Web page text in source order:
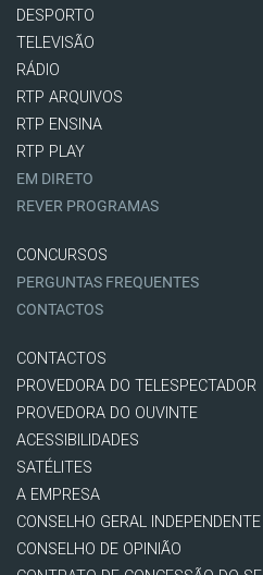
DESPORTO
TELEVISÃO
RÁDIO
RTP ARQUIVOS
RTP ENSINA
RTP PLAY
EM DIRETO
REVER PROGRAMAS
CONCURSOS
PERGUNTAS FREQUENTES
CONTACTOS
CONTACTOS
PROVEDORA DO TELESPECTADOR
PROVEDORA DO OUVINTE
ACESSIBILIDADES
SATÉLITES
A EMPRESA
CONSELHO GERAL INDEPENDENTE
CONSELHO DE OPINIÃO